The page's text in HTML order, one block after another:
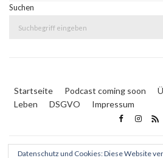
Suchen
Startseite Podcast coming soon
Leben
DSGVO Impressum
Datenschutz und Cookies: Diese Website